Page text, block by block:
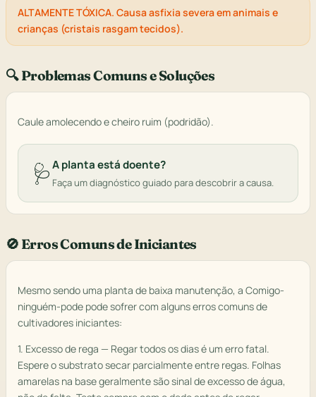
ALTAMENTE TÓXICA. Causa asfixia severa em animais e
crianças (cristais rasgam tecidos).
🔍 Problemas Comuns e Soluções
Caule amolecendo e cheiro ruim (podridão).
🩺A planta está doente?
Faça um diagnóstico guiado para descobrir a causa.
🚫 Erros Comuns de Iniciantes
Mesmo sendo uma planta de baixa manutenção, a Comigo-
ninguém-pode pode sofrer com alguns erros comuns de
cultivadores iniciantes:
1. Excesso de rega — Regar todos os dias é um erro fatal.
Espere o substrato secar parcialmente entre regas. Folhas
amarelas na base geralmente são sinal de excesso de água,